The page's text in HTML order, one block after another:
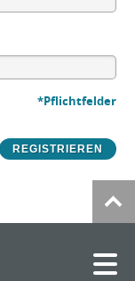
*Pflichtfelder